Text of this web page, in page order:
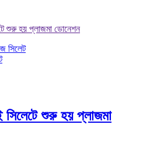
শুরু হয় প্লাজমা ডোনেশন
সিলেট
সিলেটে শুরু হয় প্লাজমা